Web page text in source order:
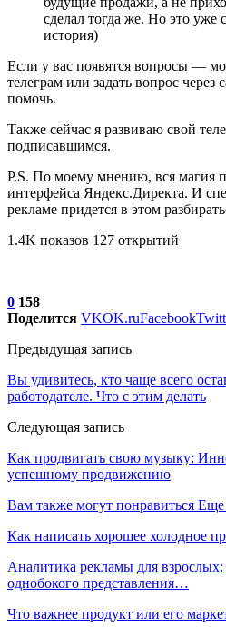
сделал тогда же. Но это уже
история)
Если у вас появятся вопросы —
телеграм или задать вопрос через
помочь.
Также сейчас я развиваю свой
подписавшимся.
P.S. По моему мнению, вся магия
интерфейса Яндекс.Директа. И
рекламе придется в этом
1.4K показов 127 открытий
0 158
Поделится VKOK.ruFacebook
Предыдущая запись
Вы удивитесь, кто чаще всего
работодателе. Что с этим делать
Следующая запись
Как продвигать свою музыку:
успешному продвижению
Вам также могут понравиться Еще
Как написать хорошее холодное
Аналитика рекламы для взрослых:
однобокого представления…
Что важнее продукт или его